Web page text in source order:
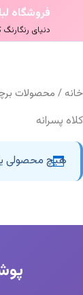
فروشگاه
دنیای رنگارنگ
خانه / محصولات
کلاه پسرانه
هیچ محصولی